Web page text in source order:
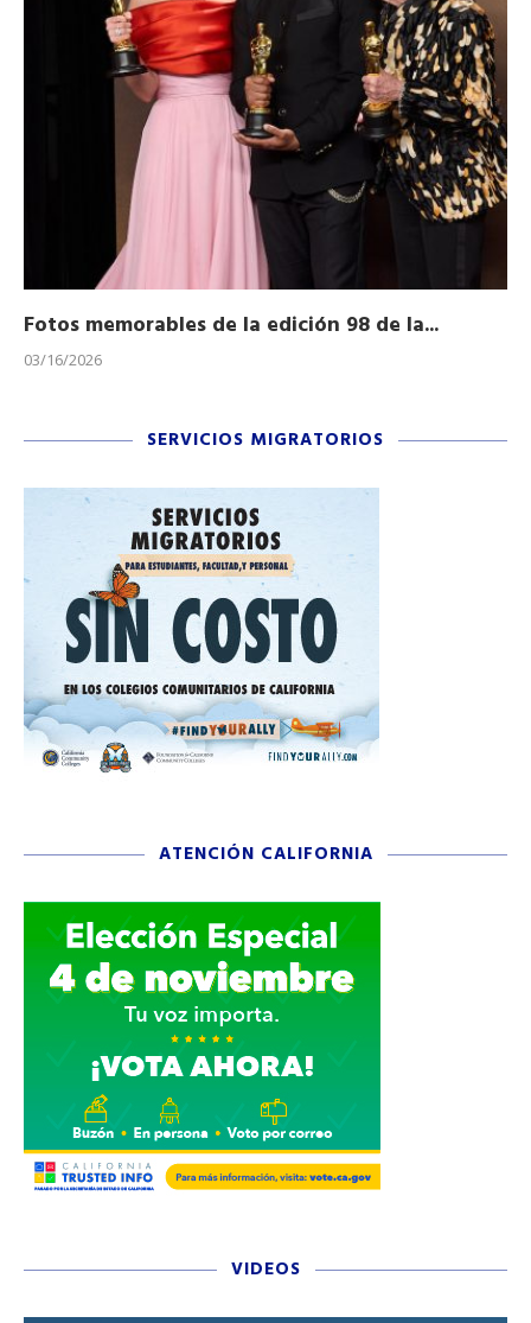
Fotos memorables de la edición 98 de la...
03/16/2026
SERVICIOS MIGRATORIOS
ATENCIÓN CALIFORNIA
VIDEOS